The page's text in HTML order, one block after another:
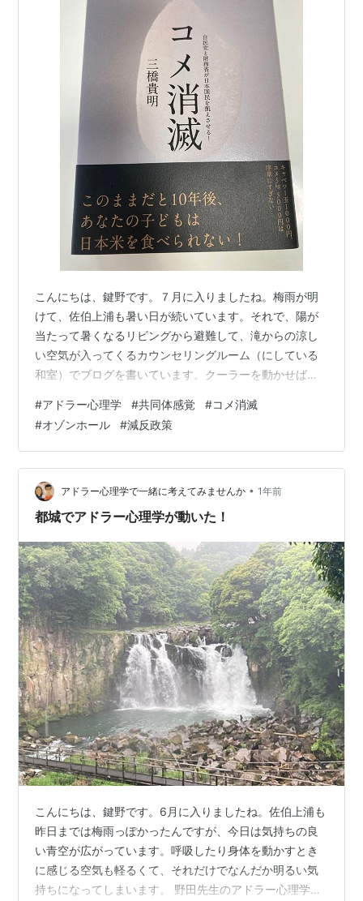
こんにちは、鍵野です。７月に入りましたね。梅雨が明
けて、佐伯上浦も暑い日が続いています。それで、陽が
当たって暑くなるリビングから避難して、滝からの涼し
い空気が入ってくるカウンセリングルーム（にしている
和室）でブログを書いています。クーラーを動かせばい
ようとがんばってます。地球環境のため‥というわけでも
なくお財布環境のためですが（笑）。 それで、クーラ
ー、冷房に関連して、オゾンホールについて最近耳にし
なくなったなぁと思って少し調べたら、あれ、解決に向
かってるんですね。数十年したらなくなるんじゃないか
って。世界中の国々が協力してフロンガスを使わない…
#アドラー心理学 #共同体感覚 #コメ消滅
#オゾンホール #減反政策
アドラー心理学で一緒に考えてみませんか • 1年前
都城でアドラー心理学が動いた！
こんにちは、鍵野です。6月に入りましたね。佐伯上浦も
昨日までは梅雨っぽかったんですが、今日は気持ちの良
い青空が広がっています。呼吸したり身体を動かすとき
に感じる空気も軽るくて、それだけでなんだか明るい気
持ちになってしまいます。 野田先生のアドラー心理学異